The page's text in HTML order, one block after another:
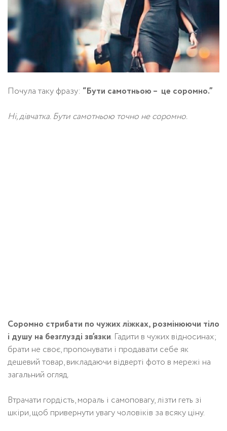
Почула таку фразу: “Бути самотньою – це соромно.”
Ні, дівчатка. Бути самотньою точно не соромно.
Соромно стрибати по чужих ліжках, розмінюючи тіло
і душу на безглузді зв’язки. Гадити в чужих відносинах;
брати не своє, пропонувати і продавати себе як
дешевий товар, викладаючи відверті фото в мережі на
загальний огляд.
Втрачати гордість, мораль і самоповагу, лізти геть зі
шкіри, щоб привернути увагу чоловіків за всяку ціну.